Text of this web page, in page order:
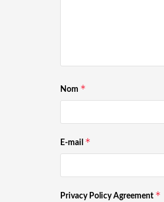
Nom *
E-mail *
Privacy Policy Agreement *